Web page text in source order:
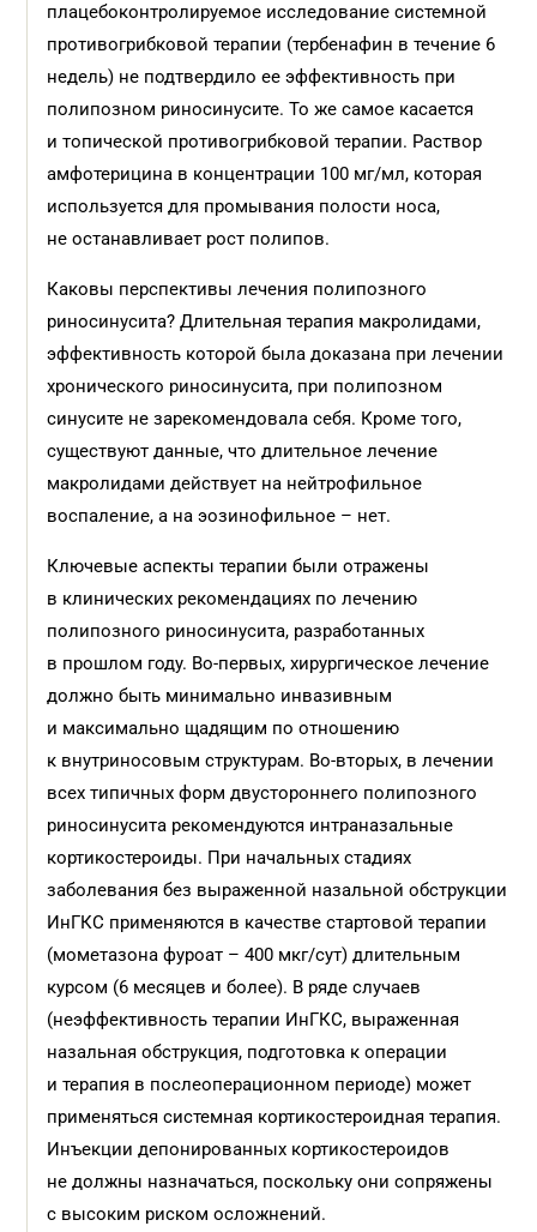
плацебоконтролируемое исследование системной
противогрибковой терапии (тербенафин в течение 6
недель) не подтвердило ее эффективность при
полипозном риносинусите. То же самое касается
и топической противогрибковой терапии. Раствор
амфотерицина в концентрации 100 мг/мл, которая
используется для промывания полости носа,
не останавливает рост полипов.
Каковы перспективы лечения полипозного
риносинусита? Длительная терапия макролидами,
эффективность которой была доказана при лечении
хронического риносинусита, при полипозном
синусите не зарекомендовала себя. Кроме того,
существуют данные, что длительное лечение
макролидами действует на нейтрофильное
воспаление, а на эозинофильное – нет.
Ключевые аспекты терапии были отражены
в клинических рекомендациях по лечению
полипозного риносинусита, разработанных
в прошлом году. Во-первых, хирургическое лечение
должно быть минимально инвазивным
и максимально щадящим по отношению
к внутриносовым структурам. Во-вторых, в лечении
всех типичных форм двустороннего полипозного
риносинусита рекомендуются интраназальные
кортикостероиды. При начальных стадиях
заболевания без выраженной назальной обструкции
ИнГКС применяются в качестве стартовой терапии
(мометазона фуроат – 400 мкг/сут) длительным
курсом (6 месяцев и более). В ряде случаев
(неэффективность терапии ИнГКС, выраженная
назальная обструкция, подготовка к операции
и терапия в послеоперационном периоде) может
применяться системная кортикостероидная терапия.
Инъекции депонированных кортикостероидов
не должны назначаться, поскольку они сопряжены
с высоким риском осложнений.